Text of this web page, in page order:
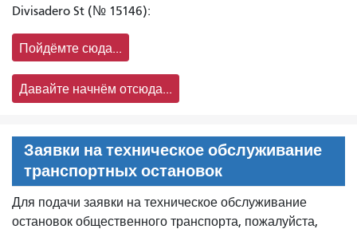
Divisadero St (№ 15146):
Пойдёмте сюда...
Давайте начнём отсюда...
Заявки на техническое обслуживание
транспортных остановок
Для подачи заявки на техническое обслуживание
остановок общественного транспорта, пожалуйста,